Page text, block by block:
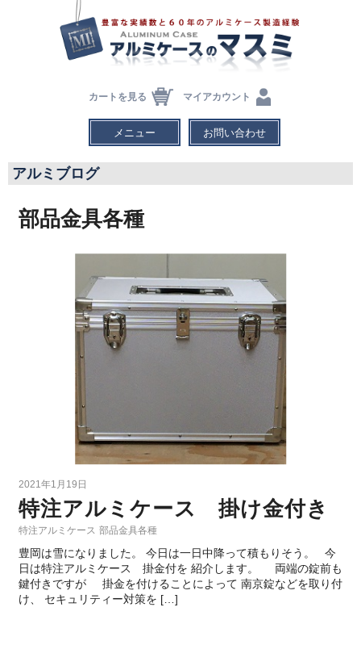
カートを見る マイアカウント
メニュー お問い合わせ
アルミブログ
部品金具各種
2021年1月19日
特注アルミケース 掛け金付き
特注アルミケース 部品金具各種
豊岡は雪になりました。 今日は一日中降って積もりそう。 今
日は特注アルミケース 掛金付を 紹介します。 両端の錠前も
鍵付きですが 掛金を付けることによって 南京錠などを取り付
け、 セキュリティー対策を […]